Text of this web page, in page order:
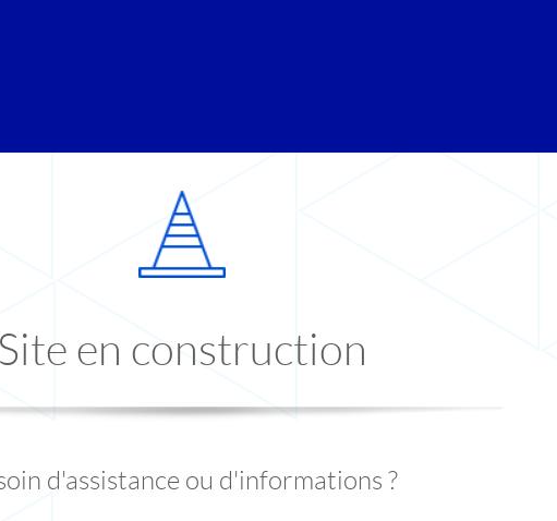
Site en construction
d'assistance ou d'informations ?